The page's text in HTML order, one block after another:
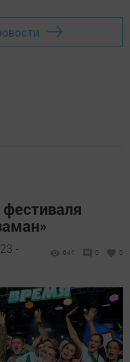
-
641 0 0